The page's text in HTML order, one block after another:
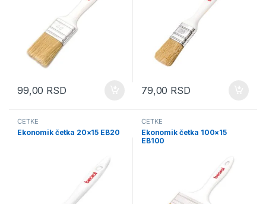
99,00 RSD 79,00 RSD
ČETKE
Ekonomik četka 20×15 EB20
ČETKE
Ekonomik četka 100×15
EB100